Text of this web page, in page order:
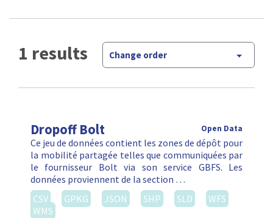
1 results Change order
Dropoff Bolt Open Data
Ce jeu de données contient les zones de dépôt pour
la mobilité partagée telles que communiquées par
le fournisseur Bolt via son service GBFS. Les
données proviennent de la section …
CSV
GPKG JSON SHP SLD
WFS
WMS